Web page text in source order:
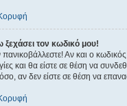
τον κωδικό μου!
Αν και ο
και θα είστε σε θέση να
αν δεν είστε σε θέση να